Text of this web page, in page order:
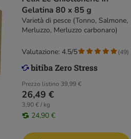
Gelatina 80 x 85 g
Varietà di pesce (Tonno, Salmone,
Merluzzo, Merluzzo carbonaro)
Prezzo listino 39,99 €
26,49 €
3,90 € / kg
24,90 €
Valutazione: 4.5/5 (49)